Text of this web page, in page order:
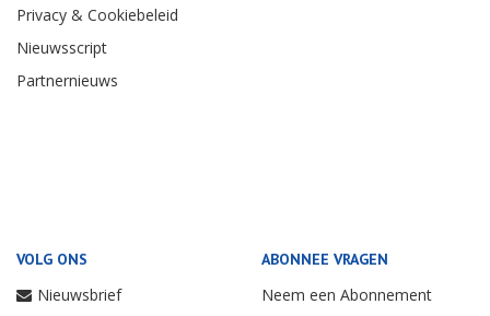
Privacy & Cookiebeleid
Nieuwsscript
Partnernieuws
VOLG ONS
Nieuwsbrief
ABONNEE VRAGEN
Neem een Abonnement